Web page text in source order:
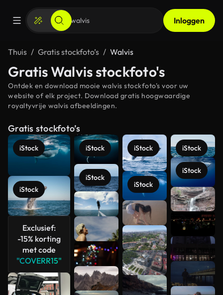
Inloggen
Thuis Gratis stockfoto’s Walvis
Gratis Walvis stockfoto's
Ontdek en download mooie walvis stockfoto's voor uw
website of elk project. Download gratis hoogwaardige
royaltyvrije walvis afbeeldingen.
Gratis stockfoto’s
iStock
iStock
Exclusief:
-15% korting
met code
"COVERR15"
iStock
iStock
iStock
iStock
iStock
iStock
Meer
bekijken